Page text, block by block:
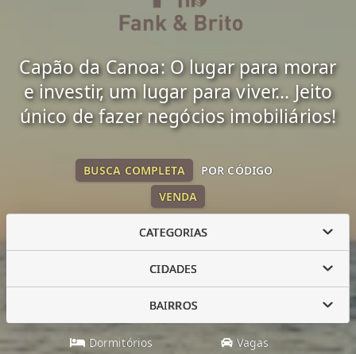
Capão da Canoa: O lugar para morar
e investir, um lugar para viver... Jeito
único de fazer negócios imobiliários!
VENDA
BUSCA COMPLETA POR CÓDIGO
CATEGORIAS
CIDADES
BAIRROS
Dormitórios Vagas